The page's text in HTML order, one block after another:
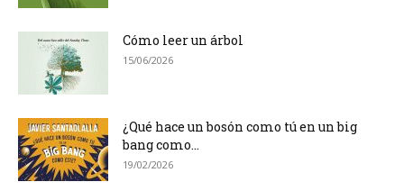
Cómo leer un árbol
15/06/2026
¿Qué hace un bosón como tú en un big
bang como...
19/02/2026